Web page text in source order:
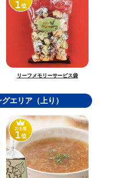
リーフメモリーサービス袋
エリア（上り）